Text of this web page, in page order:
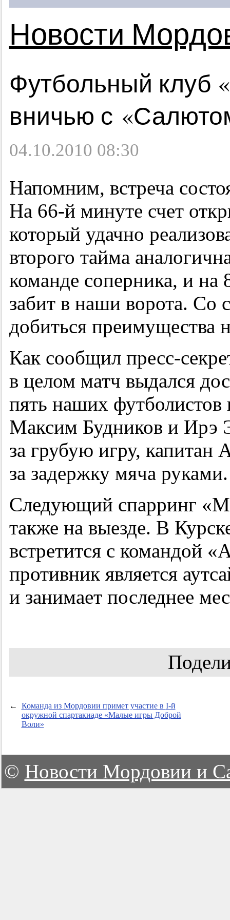
Новости
Футбольный клуб
вничью с
04.10.2010 08:30
Напомним, встреча
На 66-й минуте счет
который удачно
второго тайма
команде соперника, и на
забит в наши ворота. Со
добиться преимущества
Как сообщил пресс-
в целом матч выдался
пять наших
Максим Будников и Ирэ
за грубую игру,
за задержку мяча руками.
Следующий спарринг
также на выезде. В
встретится с командой
противник является
и занимает последнее
← Команда из Мордовии примет участие в I-й
окружной спартакиаде «Малые игры Доброй
Воли»
© Новости Мордовии и